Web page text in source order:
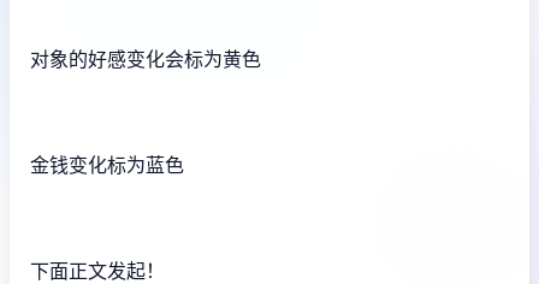
对象的好感变化会标为黄色
金钱变化标为蓝色
下面正文发起！